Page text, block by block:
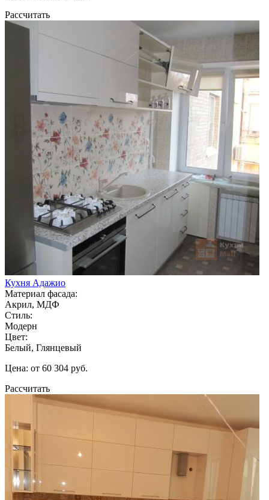
Рассчитать
Кухня Адажио
Материал фасада:
Акрил, МДФ
Стиль:
Модерн
Цвет:
Белый, Глянцевый
Цена: от 60 304 руб.
Рассчитать